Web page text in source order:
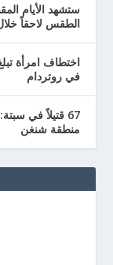
ستشهد الأيام
الطقس لاحقاً
في روتردام
67 قتيلاً في
منطقة شنغن